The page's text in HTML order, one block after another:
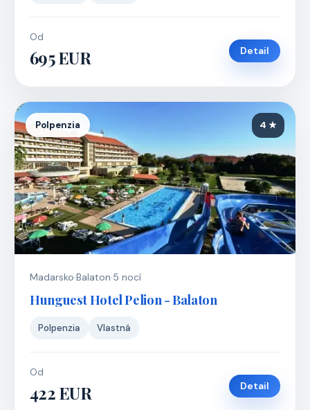
Od
695 EUR Detail
Polpenzia 4 ★
Madarsko·Balaton·5 nocí
Hunguest Hotel Pelion - Balaton
Polpenzia Vlastná
Od
422 EUR Detail